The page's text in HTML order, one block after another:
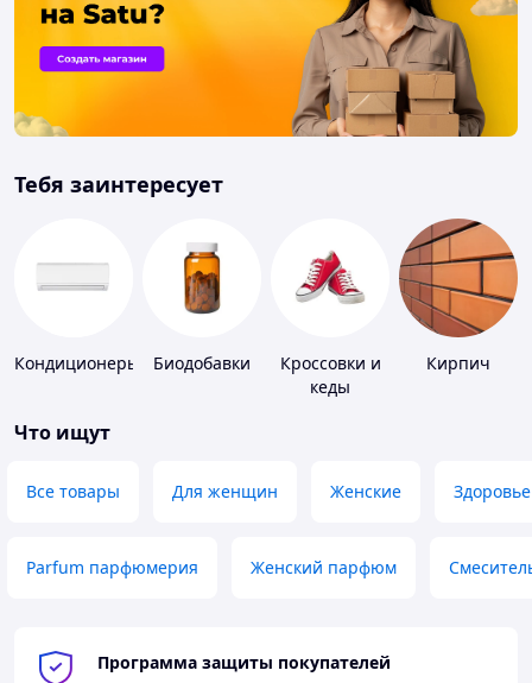
Тебя заинтересует
Кондиционеры Биодобавки
Кроссовки и
кеды
Кирпич
Что ищут
Все товары Для женщин Женские Здоровье
Parfum парфюмерия Женский парфюм
Программа защиты покупателей